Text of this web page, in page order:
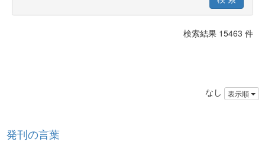
検索結果 15463 件
なし 表示順
発刊の言葉